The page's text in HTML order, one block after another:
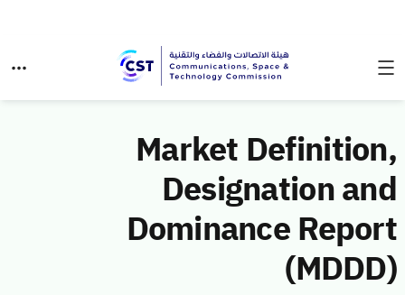
Market Definition,
Designation and
Dominance Report
(MDDD)